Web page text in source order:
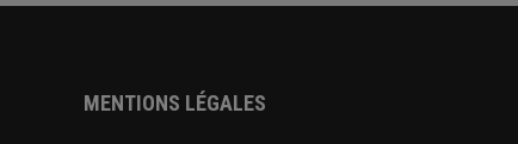
MENTIONS LÉGALES